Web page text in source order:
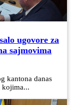
ugovore za
sajmovima
kantona danas
kojima...